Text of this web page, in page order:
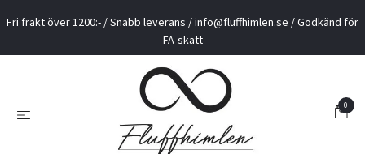
Fri frakt över 1200:- / Snabb leverans /info@fluffhimlen.se / Godkänd för
FA-skatt
0